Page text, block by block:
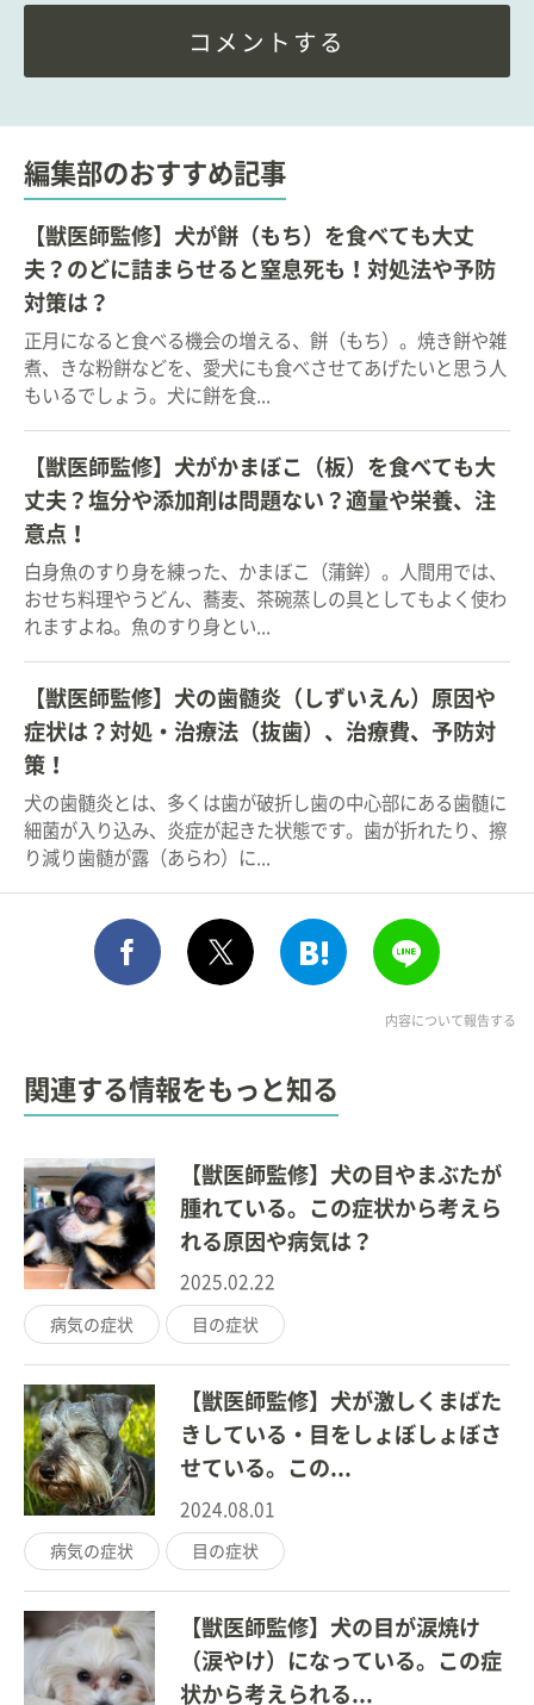
コメントする
編集部のおすすめ記事
【獣医師監修】犬が餅（もち）を食べても大丈
夫？のどに詰まらせると窒息死も！対処法や予防
対策は？
正月になると食べる機会の増える、餅（もち）。焼き餅や雑
煮、きな粉餅などを、愛犬にも食べさせてあげたいと思う人
もいるでしょう。犬に餅を食...
【獣医師監修】犬がかまぼこ（板）を食べても大
丈夫？塩分や添加剤は問題ない？適量や栄養、注
意点！
白身魚のすり身を練った、かまぼこ（蒲鉾）。人間用では、
おせち料理やうどん、蕎麦、茶碗蒸しの具としてもよく使わ
れますよね。魚のすり身とい...
【獣医師監修】犬の歯髄炎（しずいえん）原因や
症状は？対処・治療法（抜歯）、治療費、予防対
策！
犬の歯髄炎とは、多くは歯が破折し歯の中心部にある歯髄に
細菌が入り込み、炎症が起きた状態です。歯が折れたり、擦
り減り歯髄が露（あらわ）に...
シェア このエントリーをはて
内容について報告する
関連する情報をもっと知る
【獣医師監修】犬の目やまぶたが
腫れている。この症状から考えら
れる原因や病気は？
2025.02.22
病気の症状 目の症状
【獣医師監修】犬が激しくまばた
きしている・目をしょぼしょぼさ
せている。この...
2024.08.01
病気の症状 目の症状
【獣医師監修】犬の目が涙焼け
（涙やけ）になっている。この症
状から考えられる...